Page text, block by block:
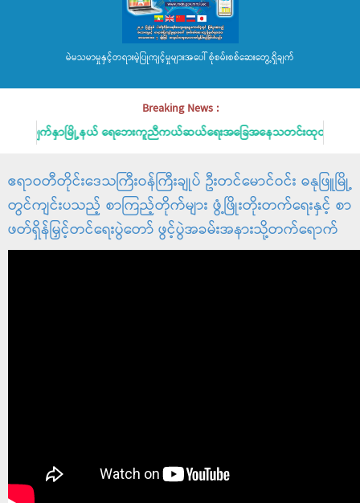
မဲမသမာမှုနှင့်တရားမဲ့ပြုကျင့်မှုများအပေါ် စုံစမ်းစစ်ဆေးတွေ့ရှိချက်
Breaking News :
းမျက်နှာမြို့နယ် ရေဘေးကူညီကယ်ဆယ်ရေးအခြေအနေသတင်းထုတ်ပြန်ခြင်း
ဧရာဝတီတိုင်းဒေသကြီးဝန်ကြီးချုပ် ဦးတင်မောင်ဝင်း ဓနုဖြူမြို့
တွင်ကျင်းပသည့် စာကြည့်တိုက်များ ဖွံ့ဖြိုးတိုးတက်ရေးနှင့် စာ
ဖတ်ရှိန်မြှင့်တင်ရေးပွဲတော် ဖွင့်ပွဲအခမ်းအနားသို့တက်ရောက်